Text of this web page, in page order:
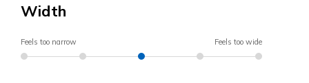
Width
Feels too narrow Feels too wide